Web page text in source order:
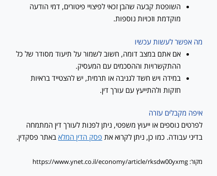
השופטת קבעה שהבן זכאי לפיצויי פיטורים, דמי הודעה
מוקדמת וזכויות נוספות.
מה אפשר לעשות עכשיו
אם אתם במצב דומה, חשוב לשמור על תיעוד מסודר של כל
ההתקשרויות וההסכמים עם המעסיק.
במידה ויש חשד לגניבה או תרמית, יש להצטייד בראיות
חזקות ולהתייעץ עם עורך דין.
איפה מקבלים עזרה
לפרטים נוספים או ייעוץ משפטי, ניתן לפנות לעורך דין המתמחה
בדיני עבודה. כמו כן, ניתן לקרוא את פסק הדין המלא באתר פסקדין.
מקור: https://www.ynet.co.il/economy/article/rksdw00yxmg